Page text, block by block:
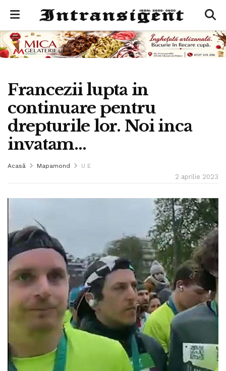
Francezii lupta in
continuare pentru
drepturile lor. Noi inca
invatam…
Acasă Mapamond U E
2 aprilie 2023